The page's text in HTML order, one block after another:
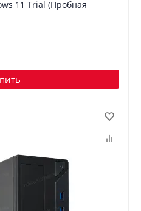
11 Trial (Пробная